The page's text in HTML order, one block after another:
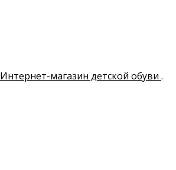
Интернет-магазин детской обуви .